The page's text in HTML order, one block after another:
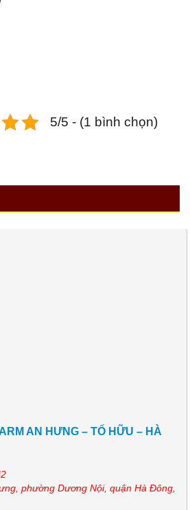
5/5 - (1 bình chọn)
AN HƯNG – TỐ HỮU – HÀ
phường Dương Nội, quận Hà Đông,